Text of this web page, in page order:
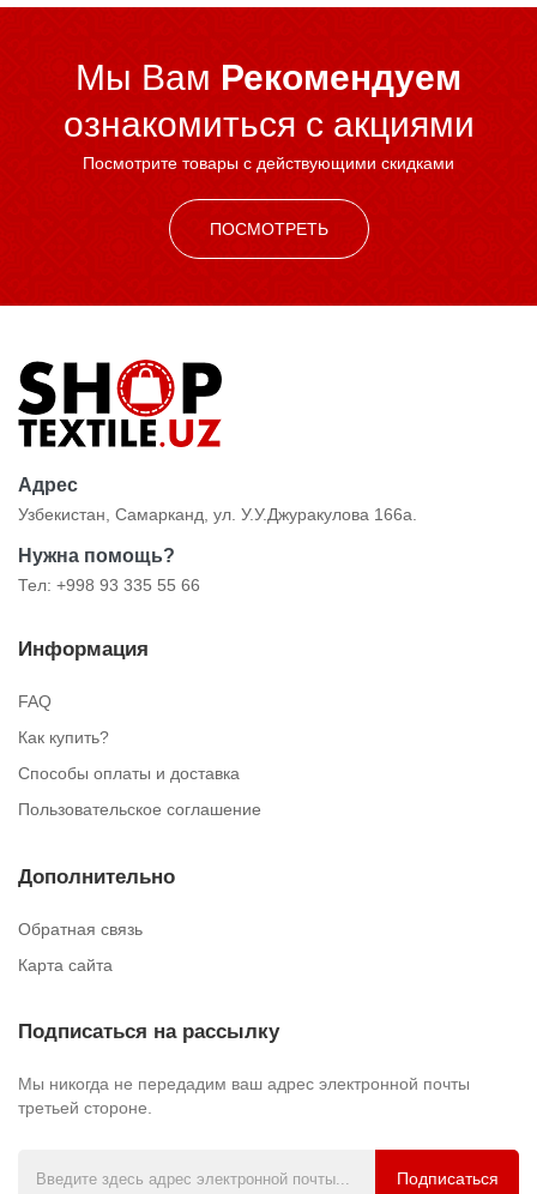
Мы Вам Рекомендуем
ознакомиться c акциями
Посмотрите товары с действующими скидками
ПОСМОТРЕТЬ
Адрес
Узбекистан, Самарканд, ул. У.У.Джуракулова 166а.
Нужна помощь?
Тел: +998 93 335 55 66
Информация
FAQ
Как купить?
Способы оплаты и доставка
Пользовательское соглашение
Дополнительно
Обратная связь
Карта сайта
Подписаться на рассылку
Мы никогда не передадим ваш адрес электронной почты
третьей стороне.
Подписаться